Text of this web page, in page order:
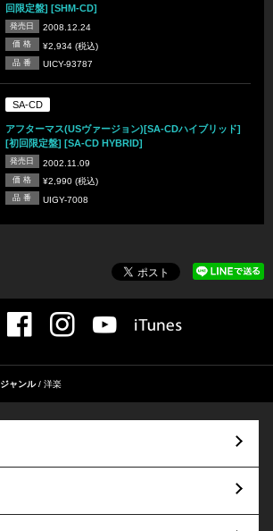
回限定盤] [SHM-CD]
発売日 2008.12.24
価 格 ¥2,934 (税込)
品 番 UICY-93787
SA-CD
アフターマス(USヴァージョン)[SA-CDハイブリッド]
[初回限定盤] [SA-CD HYBRID]
発売日 2002.11.09
価 格 ¥2,990 (税込)
品 番 UIGY-7008
ジャンル 洋楽